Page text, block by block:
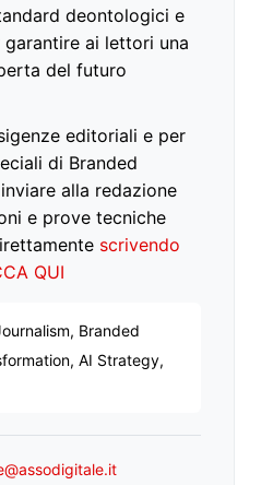
deontologici e
ai lettori una
del futuro
editoriali e per
di Branded
alla redazione
e prove tecniche
scrivendo
QUI
Branded
AI Strategy,